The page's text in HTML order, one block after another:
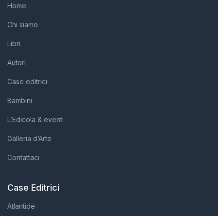
Home
Chi siamo
Libri
Autori
Case editrici
Bambini
L’Edicola & eventi
Galleria d’Arte
Contattaci
Case Editrici
Atlantide